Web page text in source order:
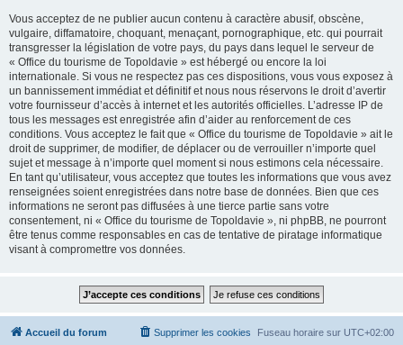
Vous acceptez de ne publier aucun contenu à caractère abusif, obscène,
vulgaire, diffamatoire, choquant, menaçant, pornographique, etc. qui pourrait
transgresser la législation de votre pays, du pays dans lequel le serveur de
« Office du tourisme de Topoldavie » est hébergé ou encore la loi
internationale. Si vous ne respectez pas ces dispositions, vous vous exposez à
un bannissement immédiat et définitif et nous nous réservons le droit d’avertir
votre fournisseur d’accès à internet et les autorités officielles. L’adresse IP de
tous les messages est enregistrée afin d’aider au renforcement de ces
conditions. Vous acceptez le fait que « Office du tourisme de Topoldavie » ait le
droit de supprimer, de modifier, de déplacer ou de verrouiller n’importe quel
sujet et message à n’importe quel moment si nous estimons cela nécessaire.
En tant qu’utilisateur, vous acceptez que toutes les informations que vous avez
renseignées soient enregistrées dans notre base de données. Bien que ces
informations ne seront pas diffusées à une tierce partie sans votre
consentement, ni « Office du tourisme de Topoldavie », ni phpBB, ne pourront
être tenus comme responsables en cas de tentative de piratage informatique
visant à compromettre vos données.
Accueil du forum Fuseau horaire sur UTC+02:00
Supprimer les cookies